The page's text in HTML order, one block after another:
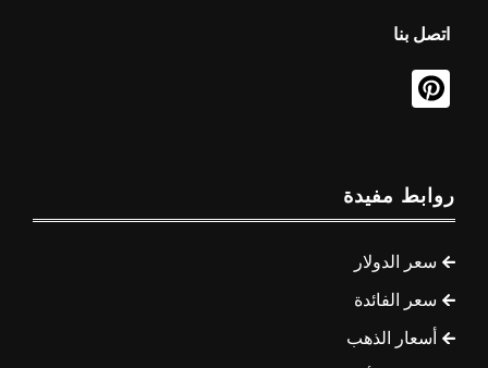
اتصل بنا
روابط مفيدة
سعر الدولار
سعر الفائدة
أسعار الذهب